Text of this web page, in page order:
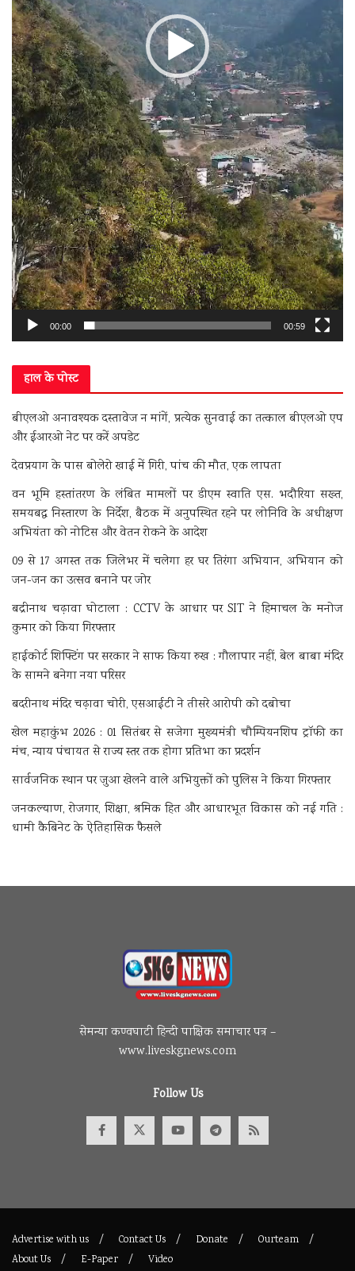
00:00 00:59
हाल के पोस्ट
बीएलओ अनावश्यक दस्तावेज न मांगें, प्रत्येक सुनवाई का तत्काल बीएलओ एप
और ईआरओ नेट पर करें अपडेट
देवप्रयाग के पास बोलेरो खाई में गिरी, पांच की मौत, एक लापता
वन भूमि हस्तांतरण के लंबित मामलों पर डीएम स्वाति एस. भदौरिया सख्त,
समयबद्ध निस्तारण के निर्देश, बैठक में अनुपस्थित रहने पर लोनिवि के अधीक्षण
अभियंता को नोटिस और वेतन रोकने के आदेश
09 से 17 अगस्त तक जिलेभर में चलेगा हर घर तिरंगा अभियान, अभियान को
जन-जन का उत्सव बनाने पर जोर
बद्रीनाथ चढ़ावा घोटाला : CCTV के आधार पर SIT ने हिमाचल के मनोज
कुमार को किया गिरफ्तार
हाईकोर्ट शिफ्टिंग पर सरकार ने साफ किया रुख : गौलापार नहीं, बेल बाबा मंदिर
के सामने बनेगा नया परिसर
बदरीनाथ मंदिर चढ़ावा चोरी, एसआईटी ने तीसरे आरोपी को दबोचा
खेल महाकुंभ 2026 : 01 सितंबर से सजेगा मुख्यमंत्री चौम्पियनशिप ट्रॉफी का
मंच, न्याय पंचायत से राज्य स्तर तक होगा प्रतिभा का प्रदर्शन
सार्वजनिक स्थान पर जुआ खेलने वाले अभियुक्तों को पुलिस ने किया गिरफ्तार
जनकल्याण, रोजगार, शिक्षा, श्रमिक हित और आधारभूत विकास को नई गति :
धामी कैबिनेट के ऐतिहासिक फैसले
सेमन्या कण्वघाटी हिन्दी पाक्षिक समाचार पत्र –
www.liveskgnews.com
Follow Us
Advertise with us Contact Us Donate
Ourteam
About Us
E-Paper Video